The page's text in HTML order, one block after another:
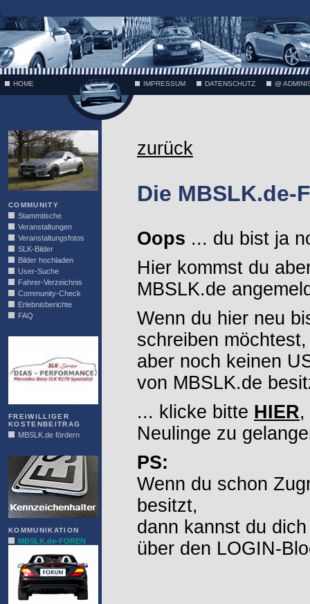
;
HOME IMPRESSUM DATENSCHUTZ @
COMMUNITY
Stammtische
Veranstaltungen
Veranstaltungsfotos
SLK-Bilder
Bilder hochladen
User-Suche
Fahrer-Verzeichnis
Community-Check
Erlebnisberichte
FAQ
FREIWILLIGER
KOSTENBEITRAG
MBSLK.de fördern
KOMMUNIKATION
MBSLK.de-FOREN
zurück
Die MBSLK.de-
Oops ... du bist ja
Hier kommst du
MBSLK.de
Wenn du hier neu
schreiben möchtest,
aber noch keinen
von MBSLK.de
... klicke bitte HIER,
Neulinge zu
PS:
Wenn du schon
besitzt,
dann kannst du
über den LOGIN-